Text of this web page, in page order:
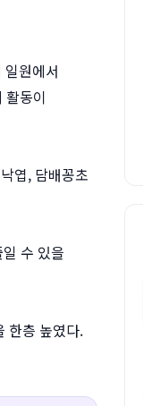
원에서
활동이
엽, 담배꽁초
수 있을
한층 높였다.